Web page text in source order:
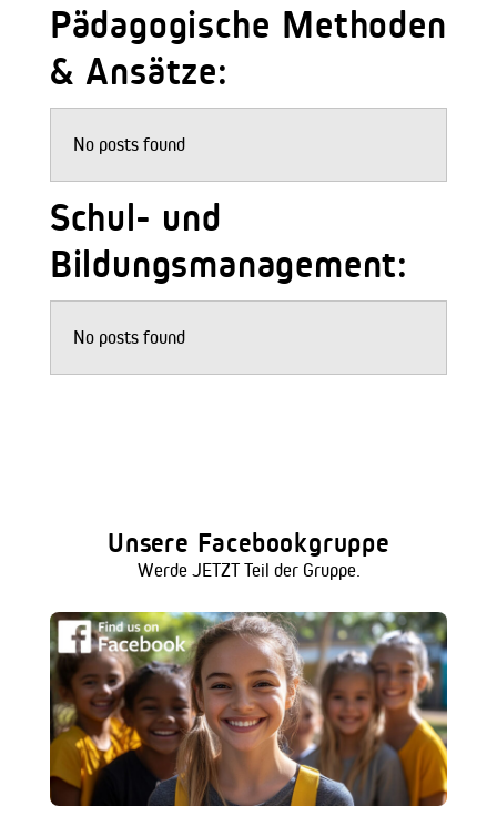
Pädagogische Methoden
& Ansätze:
No posts found
Schul- und
Bildungsmanagement:
No posts found
Unsere Facebookgruppe
Werde JETZT Teil der Gruppe.